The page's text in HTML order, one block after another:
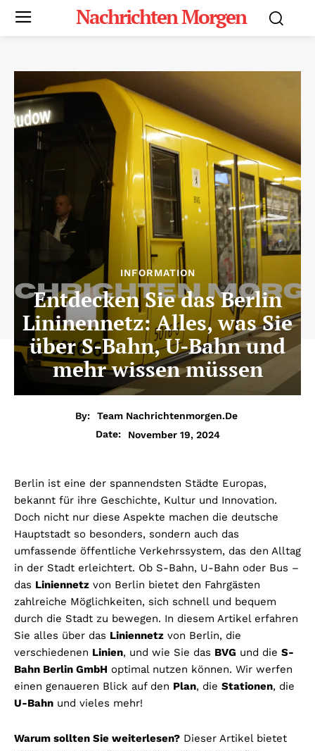
Nachrichten Morgen
INFORMATION
Entdecken Sie das Berlin
Lininennetz: Alles, was Sie
über S-Bahn, U-Bahn und
mehr wissen müssen
By:
Team Nachrichtenmorgen.de
Date:
November 19, 2024
Berlin ist eine der spannendsten Städte Europas,
bekannt für ihre Geschichte, Kultur und Innovation.
Doch nicht nur diese Aspekte machen die deutsche
Hauptstadt so besonders, sondern auch das
umfassende öffentliche Verkehrssystem, das den Alltag
in der Stadt erleichtert. Ob S-Bahn, U-Bahn oder Bus –
das Liniennetz von Berlin bietet den Fahrgästen
zahlreiche Möglichkeiten, sich schnell und bequem
durch die Stadt zu bewegen. In diesem Artikel erfahren
Sie alles über das Liniennetz von Berlin, die
verschiedenen Linien, und wie Sie das BVG und die S-
Bahn Berlin GmbH optimal nutzen können. Wir werfen
einen genaueren Blick auf den Plan, die Stationen, die
U-Bahn und vieles mehr!
Warum sollten Sie weiterlesen? Dieser Artikel bietet